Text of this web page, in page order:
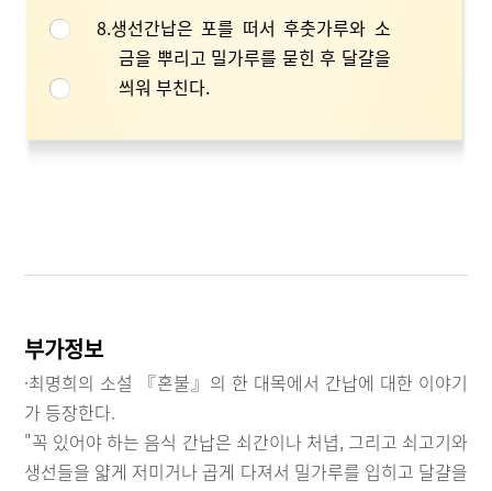
8.생선간납은 포를 떠서 후춧가루와 소
금을 뿌리고 밀가루를 묻힌 후 달걀을
씌워 부친다.
부가정보
·최명희의 소설 『혼불』의 한 대목에서 간납에 대한 이야기
가 등장한다.
"꼭 있어야 하는 음식 간납은 쇠간이나 처녑, 그리고 쇠고기와
생선들을 얇게 저미거나 곱게 다져서 밀가루를 입히고 달걀을